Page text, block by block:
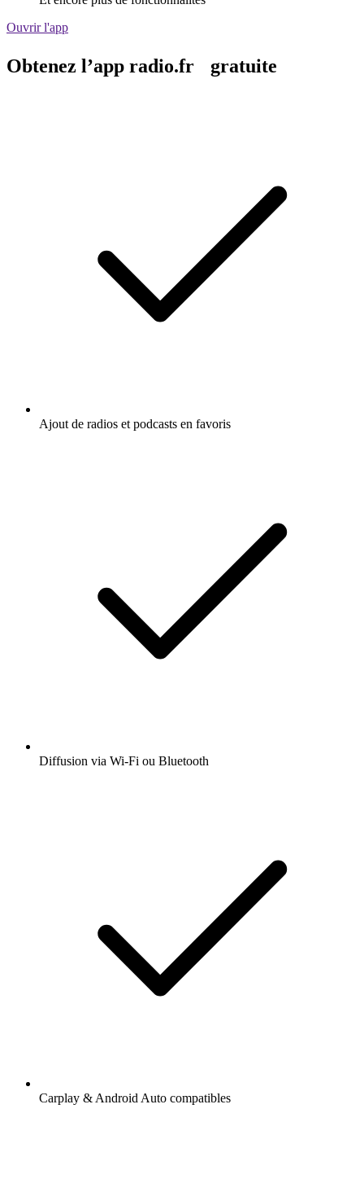
Ouvrir l'app
Obtenez l’app radio.fr gratuite
Ajout de radios et podcasts en favoris
Diffusion via Wi-Fi ou Bluetooth
Carplay & Android Auto compatibles